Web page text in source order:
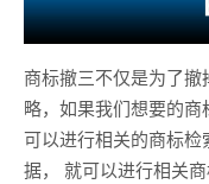
商标撤三不仅是为了
略，如果我们想要的商
可以进行相关的商标
据， 就可以进行相关